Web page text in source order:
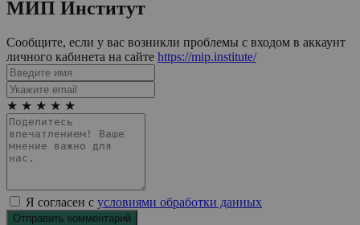
МИП Институт
Сообщите, если у вас возникли проблемы с входом в аккаунт
личного кабинета на сайте https://mip.institute/
★ ★ ★ ★ ★
Я согласен с условиями обработки данных